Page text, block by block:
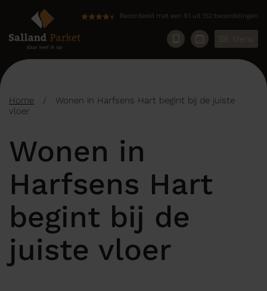
Beoordeeld met een 9.1 uit 152 beoordelingen
Menu
Home /
Wonen in Harfsens Hart begint bij de juiste
vloer
Wonen in
Harfsens Hart
begint bij de
juiste vloer